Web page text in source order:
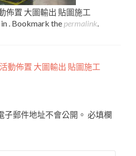
佈置 大圖輸出 貼圖施工
. Bookmark the permalink.
動佈置 大圖輸出 貼圖施工
郵件地址不會公開。 必填欄